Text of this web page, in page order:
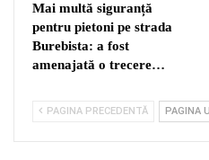
Mai multă siguranță
pentru pietoni pe strada
Burebista: a fost
amenajată o trecere…
PAGINA PRECEDENTĂ PAGINA